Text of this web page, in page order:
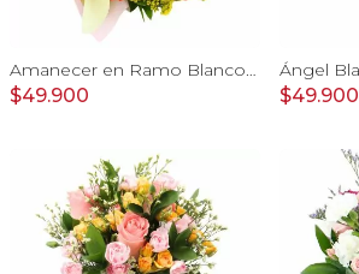
Amanecer en Ramo Blanco - Ramo con girasoles, rosas Blanco e hypericum
$49.900 $49.900